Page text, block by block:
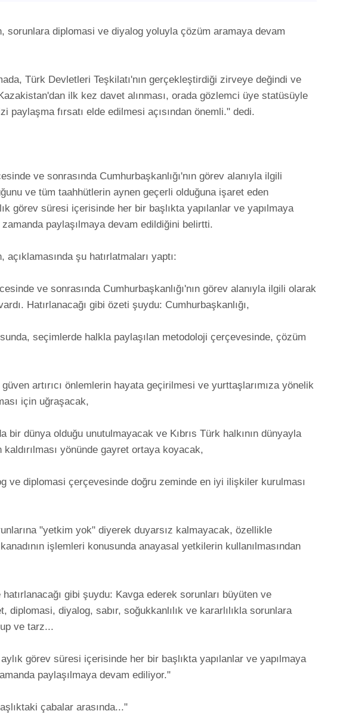
sorunlara diplomasi ve diyalog yoluyla çözüm aramaya devam
Türk Devletleri Teşkilatı'nın gerçekleştirdiği zirveye değindi ve
ilk kez davet alınması, orada gözlemci üye statüsüyle
paylaşma fırsatı elde edilmesi açısından önemli." dedi.
ve sonrasında Cumhurbaşkanlığı'nın görev alanıyla ilgili
ve tüm taahhütlerin aynen geçerli olduğuna işaret eden
görev süresi içerisinde her bir başlıkta yapılanlar ve yapılmaya
zamanda paylaşılmaya devam edildiğini belirtti.
şu hatırlatmaları yaptı:
ve sonrasında Cumhurbaşkanlığı'nın görev alanıyla ilgili olarak
Hatırlanacağı gibi özeti şuydu: Cumhurbaşkanlığı,
seçimlerde halkla paylaşılan metodoloji çerçevesinde, çözüm
artırıcı önlemlerin hayata geçirilmesi ve yurttaşlarımıza yönelik
için uğraşacak,
bir dünya olduğu unutulmayacak ve Kıbrıs Türk halkının dünyayla
yönünde gayret ortaya koyacak,
ve diplomasi çerçevesinde doğru zeminde en iyi ilişkiler kurulması
"yetkim yok" diyerek duyarsız kalmayacak, özellikle
işlemleri konusunda anayasal yetkilerin kullanılmasından
gibi şuydu: Kavga ederek sorunları büyüten ve
diplomasi, diyalog, sabır, soğukkanlılık ve kararlılıkla sorunlara
ve tarz...
görev süresi içerisinde her bir başlıkta yapılanlar ve yapılmaya
paylaşılmaya devam ediliyor."
çabalar arasında..."